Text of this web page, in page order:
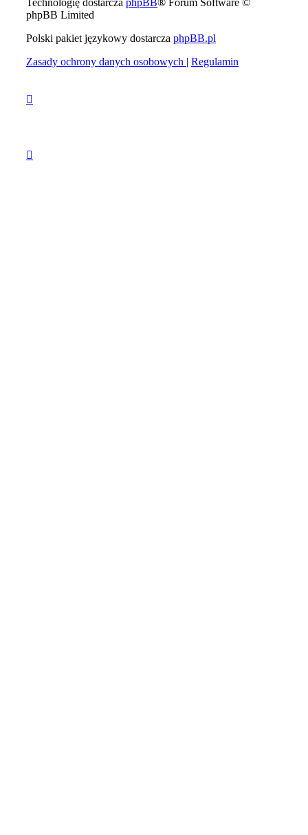
phpBB Limited
Polski pakiet językowy dostarcza phpBB.pl
Zasady ochrony danych osobowych | Regulamin